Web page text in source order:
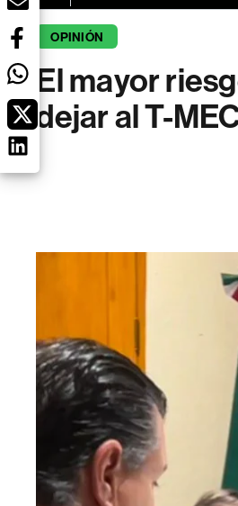
OPINIÓN
El mayor
dejar al T-